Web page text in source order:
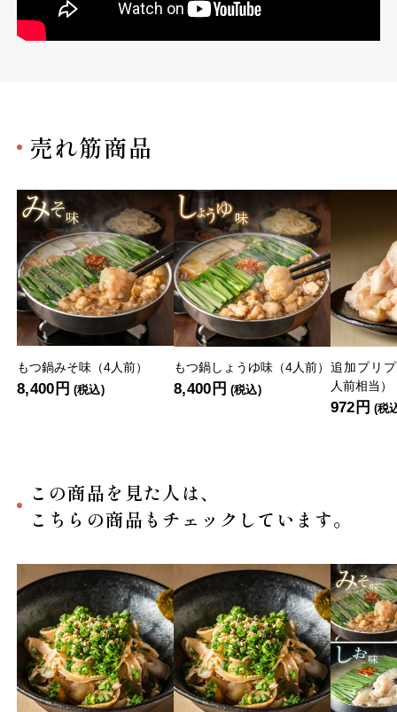
売れ筋商品
もつ鍋みそ味（4人前）
8,400円 (税込)
もつ鍋しょうゆ味（4人前）
8,400円 (税込)
追加プリ
人前相当）
972円 (税
この商品を見た人は、
こちらの商品もチェックしています。